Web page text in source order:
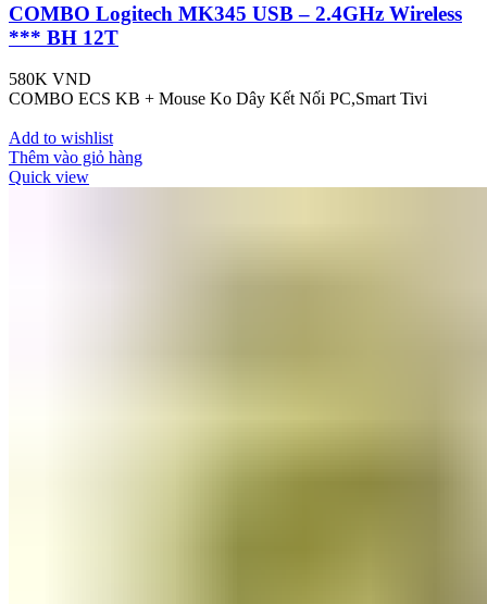
COMBO Logitech MK345 USB – 2.4GHz Wireless
*** BH 12T
580K VND
COMBO ECS KB + Mouse Ko Dây Kết Nối PC,Smart Tivi
Add to wishlist
Thêm vào giỏ hàng
Quick view